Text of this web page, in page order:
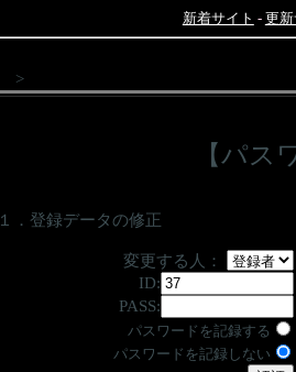
新着サイト - 更
>
【パス
１．登録データの修正
変更する人：
ID:
PASS:
パスワードを記録する
パスワードを記録しない